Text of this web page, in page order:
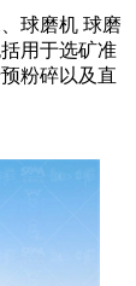
球磨机 球磨
用于选矿准
粉碎以及直